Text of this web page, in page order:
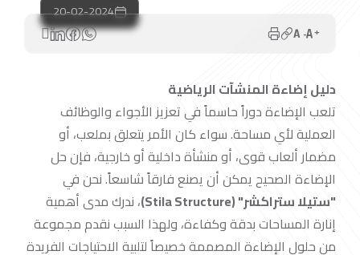
20-02-2024
دليل إضاءة المنشآت الرياضية
تلعب الإضاءة دوراً حاسماً في تعزيز الأجواء والوظائف
العملية لأي مساحة. سواء كان الأمر يتعلق بملعب، أو
مضمار ألعاب قوى، أو منشأة داخلية أو خارجية، فإن حل
الإضاءة الصحيح يمكن أن يصنع فارقاً شاسعاً. نحن في
"ستيلا ستراكشر" (Stila Structure)
، ندرك مدى أهمية
إنارة المساحات بدقة وكفاءة، ولهذا السبب نقدم مجموعة
من حلول الإضاءة المصممة خصيصاً لتلبية الاحتياجات الفريدة